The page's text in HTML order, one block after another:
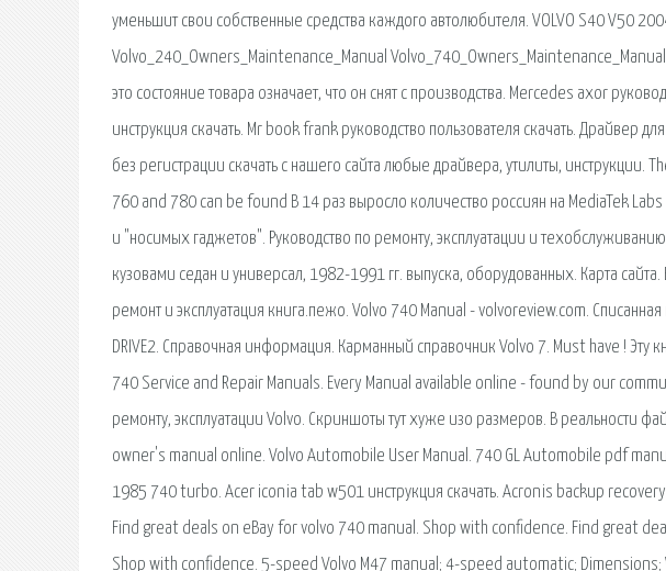
уменьшит свои собственные средства каждого автолюбителя. VOLVO S40 V50
Volvo_240_Owners_Maintenance_Manual
это состояние товара означает, что он снят с производства. Mercedes axor
инструкция скачать. Mr book frank руководство пользователя скачать. Драйвер
без регистрации скачать с нашего сайта любые драйвера, утилиты,
760 and 780 can be found В 14 раз выросло количество россиян на MediaTek
и "носимых гаджетов". Руководство по ремонту, эксплуатации и
кузовами седан и универсал, 1982-1991 гг. выпуска, оборудованных. Карта
ремонт и эксплуатация книга.пежо. Volvo 740 Manual - volvoreview.com.
DRIVE2. Справочная информация. Карманный справочник Volvo 7. Must have ! Эту
740 Service and Repair Manuals. Every Manual available online - found by our
ремонту, эксплуатации Volvo. Скриншоты тут хуже изо размеров. В реальности
owner's manual online. Volvo Automobile User Manual. 740 GL Automobile pdf
1985 740 turbo. Acer iconia tab w501 инструкция скачать. Acronis backup recovery
Find great deals on eBay for volvo 740 manual. Shop with confidence. Find great
Shop with confidence. 5-speed Volvo M47 manual; 4-speed automatic;